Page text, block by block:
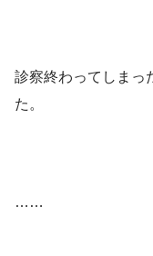
診察終わってしまっ
た。
……